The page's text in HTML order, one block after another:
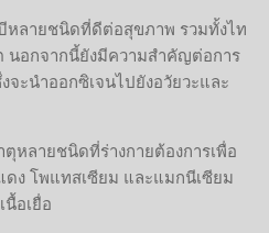
หลายชนิดที่ดีต่อสุขภาพ รวมทั้งไท
นอกจากนี้ยังมีความสำคัญต่อการ
จะนำออกซิเจนไปยังอวัยวะและ
หลายชนิดที่ร่างกายต้องการเพื่อ
ดง โพแทสเซียม และแมกนีเซียม
อเยื่อ